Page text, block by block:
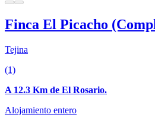
Finca El Picacho
Tejina
(1)
A 12.3 Km de El Rosario.
Alojamiento entero